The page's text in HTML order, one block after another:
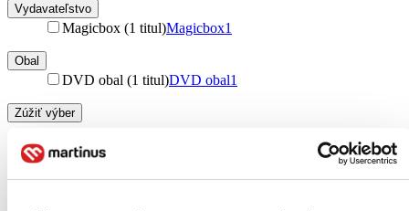
Vydavateľstvo
Magicbox (1 titul)Magicbox1
Obal
DVD obal (1 titul)DVD obal1
Zúžiť výber
Zoradiť